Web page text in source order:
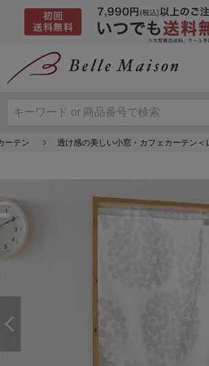
ーテン 透け感の美しい小窓・カフェカーテン＜